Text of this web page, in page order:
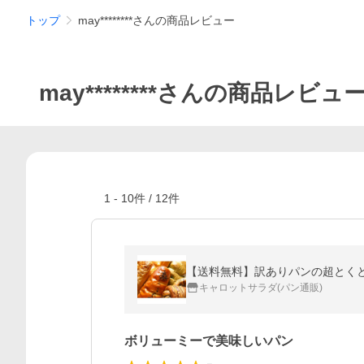
トップ may********さんの商品レビュー
may********さんの商品レビュ
1 - 10件 / 12件
【送料無料】訳ありパンの超とく
キャロットサラダ(パン通販)
ボリューミーで美味しいパン